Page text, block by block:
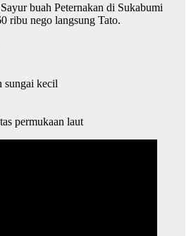
buah Peternakan di Sukabumi
ribu nego langsung Tato.
sungai kecil
permukaan laut